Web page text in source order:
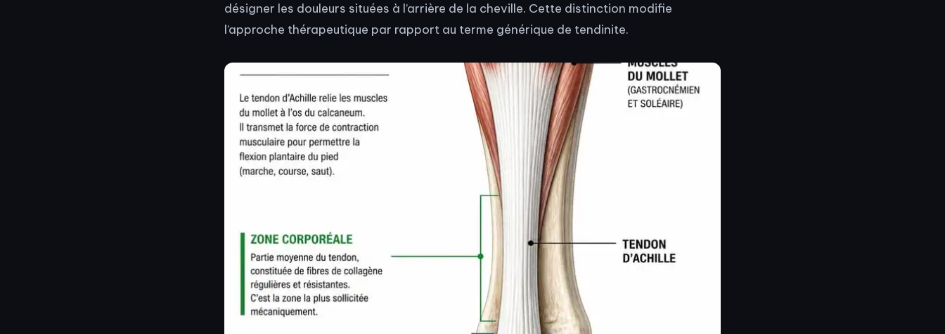
désigner les douleurs situées à l’arrière de la cheville. Cette distinction modifie
l’approche thérapeutique par rapport au terme générique de tendinite.